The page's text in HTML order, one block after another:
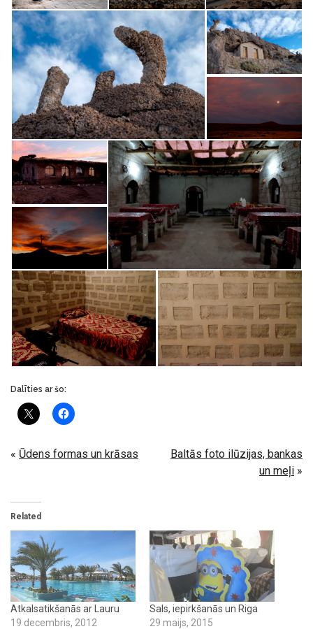
Dalīties ar šo:
« Ūdens formas un krāsas
Baltās foto ilūzijas, bankas
un meļi »
Related
Atkalsatikšanās ar Lauru
19 decembris, 2012
Sals, iepirkšanās un Riga
29 maijs, 2015